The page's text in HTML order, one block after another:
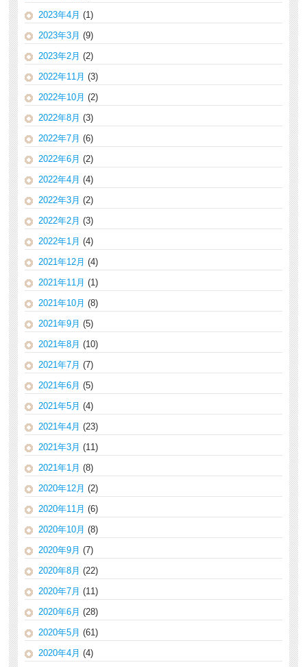
2023年4月 (1)
2023年3月 (9)
2023年2月 (2)
2022年11月 (3)
2022年10月 (2)
2022年8月 (3)
2022年7月 (6)
2022年6月 (2)
2022年4月 (4)
2022年3月 (2)
2022年2月 (3)
2022年1月 (4)
2021年12月 (4)
2021年11月 (1)
2021年10月 (8)
2021年9月 (5)
2021年8月 (10)
2021年7月 (7)
2021年6月 (5)
2021年5月 (4)
2021年4月 (23)
2021年3月 (11)
2021年1月 (8)
2020年12月 (2)
2020年11月 (6)
2020年10月 (8)
2020年9月 (7)
2020年8月 (22)
2020年7月 (11)
2020年6月 (28)
2020年5月 (61)
2020年4月 (4)